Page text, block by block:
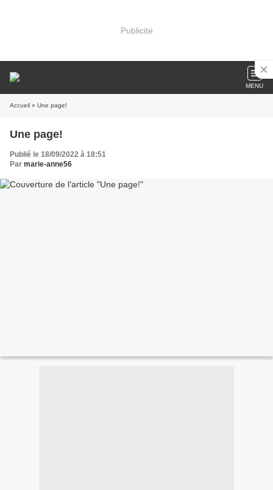
Publicité
MENU
Accueil » Une page!
Une page!
Publié le 18/09/2022 à 18:51
Par marie-anne56